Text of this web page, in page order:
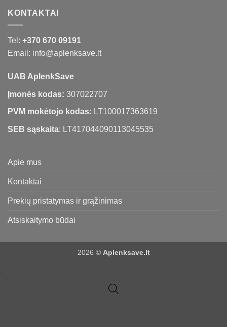
KONTAKTAI
Tel: +370 670 09191
Email: info@aplenksave.lt
UAB AplenkSave
Įmonės kodas: 307022707
PVM mokėtojo kodas: LT100017363619
SEB sąskaita: LT417044090113045535
Apie mus
Kontaktai
Prekių pristatymas ir grąžinimas
Atsiskaitymo būdai
2026 © Aplenksave.lt